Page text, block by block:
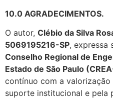
10.0 AGRADECIMENTOS.
O autor, Clébio da Silva
5069195216-SP, expressa
Conselho Regional de
Estado de São Paulo
contínuo com a valorização
suporte institucional e pela